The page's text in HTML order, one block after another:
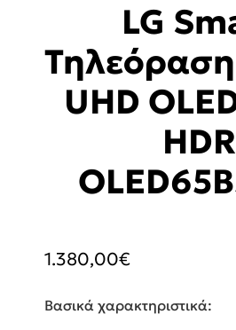
LG
UHD
HDR
1.380,00€
Βασικά χαρακτηριστικά: